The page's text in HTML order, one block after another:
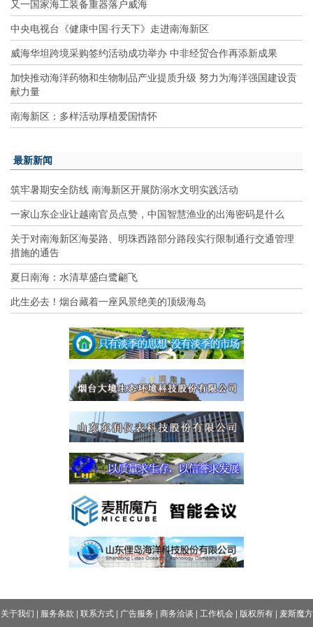
又一国家海工装备重器落户威海
中央电视台《健康中国·行天下》走进南海新区
威海华坦跨境采购签约活动成功举办 中非经贸合作再添新成果
加快推动海洋药物和生物制品产业提质升级 努力为海洋强国建设贡
献力量
南海新区：多样活动厚植爱国情怀
最新新闻
筑牢暑期安全防线 南海新区开展防溺水文明实践活动
一家山东企业让越南官员点赞，中国智慧渔业的出海密码是什么
关于对南海新区海晏路、明珠西路部分路段实行限制通行交通管理
措施的通告
夏日南海：水清草盛白鹭翩飞
此生必去！烟台藏着一座风景绝美的顶级海岛
关于我们 | 服务条款 | 联系方式| 广告服务 | 商务洽谈 | 工作机会| 版权所有| 麦斯魔方